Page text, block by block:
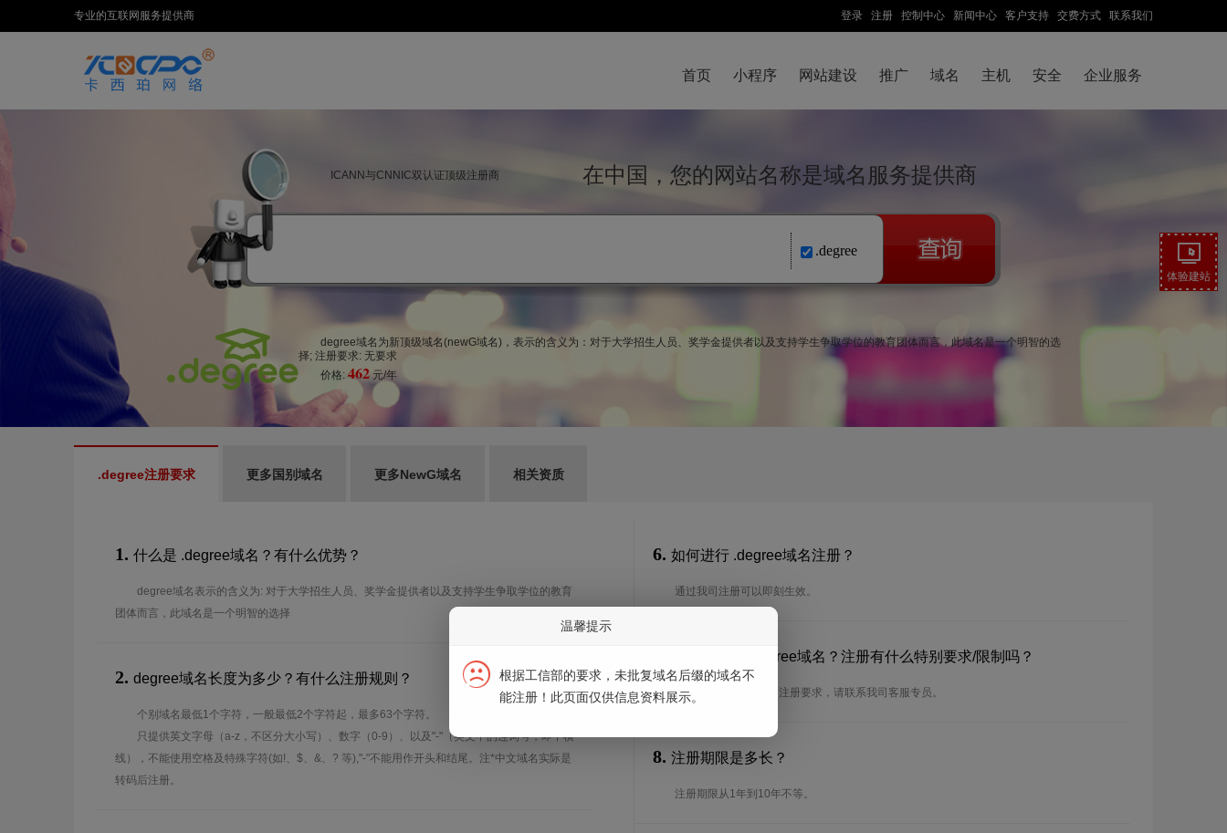
专业的互联网服务提供商 登录 注册 控制中心 新闻中心 客户支持 交费方式 联系我们
首页 小程序 网站建设 推广 域名 主机 安全 企业服务
ICANN与CNNIC双认证顶级注册商 在中国，您的网站名称是域名服务提供商
.degree
degree域名为新顶级域名(newG域名)，表示的含义为：对于大学招生人员、奖学金提供者以及支持学生争取学位的教育团体而言，此域名是一个明智的选
择; 注册要求: 无要求
价格: 462 元/年
.degree注册要求 更多国别域名 更多NewG域名 相关资质
1. 什么是 .degree域名？有什么优势？
degree域名表示的含义为: 对于大学招生人员、奖学金提供者以及支持学生争取学位的教育
团体而言，此域名是一个明智的选择
2. degree域名长度为多少？有什么注册规则？
个别域名最低1个字符，一般最低2个字符起，最多63个字符。
只提供英文字母（a-z，不区分大小写）、数字（0-9）、以及"-"（英文中的连词号，即中横
线），不能使用空格及特殊字符(如!、$、&、? 等),"-"不能用作开头和结尾。注*中文域名实际是
转码后注册。
6. 如何进行 .degree域名注册？
通过我司注册可以即刻生效。
谁可以注册 .degree域名？注册有什么特别要求/限制吗？
想了解.degree域名的注册要求，请联系我司客服专员。
8. 注册期限是多长？
注册期限从1年到10年不等。
体验建站
温馨提示
根据工信部的要求，未批复域名后缀的域名不
能注册！此页面仅供信息资料展示。